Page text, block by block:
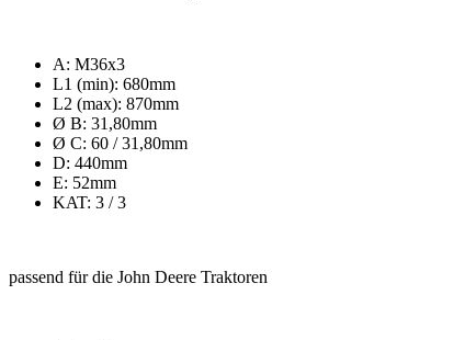
A: M36x3
L1 (min): 680mm
L2 (max): 870mm
Ø B: 31,80mm
Ø C: 60 / 31,80mm
D: 440mm
E: 52mm
KAT: 3 / 3
passend für die John Deere Traktoren